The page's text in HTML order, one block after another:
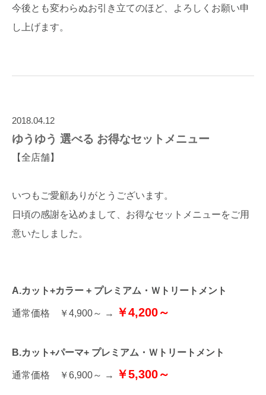
今後とも変わらぬお引き立てのほど、よろしくお願い申
し上げます。
2018.04.12
ゆうゆう 選べる お得なセットメニュー
【全店舗】
いつもご愛顧ありがとうございます。
日頃の感謝を込めまして、お得なセットメニューをご用
意いたしました。
A.カット+カラー + プレミアム・Ｗトリートメント
通常価格 ￥4,900～ → ￥4,200～
B.カット+パーマ+ プレミアム・Ｗトリートメント
通常価格 ￥6,900～ → ￥5,300～